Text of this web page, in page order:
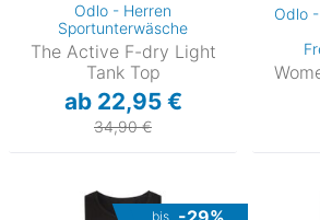
Odlo - Herren
Sportunterwäsche
The Active F-dry Light
Tank Top
ab 22,95 €
34,90 €
Odlo
bis